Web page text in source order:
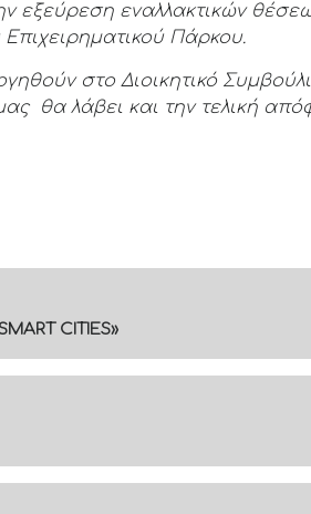
CITIES»
εξεύρεση εναλλακτικών
Πάρκου.
στο Διοικητικό
θα λάβει και την τελική